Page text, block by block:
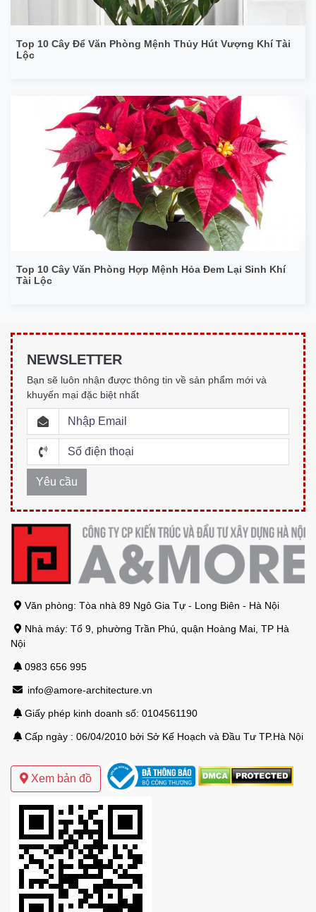
Top 10 Cây Để Văn Phòng Mệnh Thủy Hút Vượng Khí Tài
Lộc
Top 10 Cây Văn Phòng Hợp Mệnh Hỏa Đem Lại Sinh Khí
Tài Lộc
NEWSLETTER
Bạn sẽ luôn nhận được thông tin về sản phẩm mới và
khuyến mại đặc biệt nhất
Văn phòng: Tòa nhà 89 Ngô Gia Tự - Long Biên - Hà Nội
Nhà máy: Tổ 9, phường Trần Phú, quận Hoàng Mai, TP Hà
Nội
0983 656 995
info@amore-architecture.vn
Giấy phép kinh doanh số: 0104561190
Cấp ngày : 06/04/2010 bởi Sở Kế Hoạch và Đầu Tư TP.Hà Nội
Xem bản đồ